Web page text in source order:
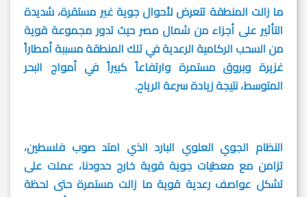
ما زالت المنطقة تتعرض لأحوال جوية غير مستقرة، شديدة
التأثير على أجزاء من شمال مصر حيث تدور مجموعة قوية
من السحب الركامية الرعدية في تلك المنطقة مسببة أمطاراً
غزيرة وبروق مستمرة وارتفاعاً كبيراً في أمواج البحر
المتوسط، نتيجة زيادة سرعة الرياح.
النظام الجوي العلوي البارد الذي امتد صوب فلسطين،
تزامن مع معطيات جوية قوية خارج حدودنا، عملت على
تشكل عواصف رعدية قوية ما زالت مستمرة حتى لحظة